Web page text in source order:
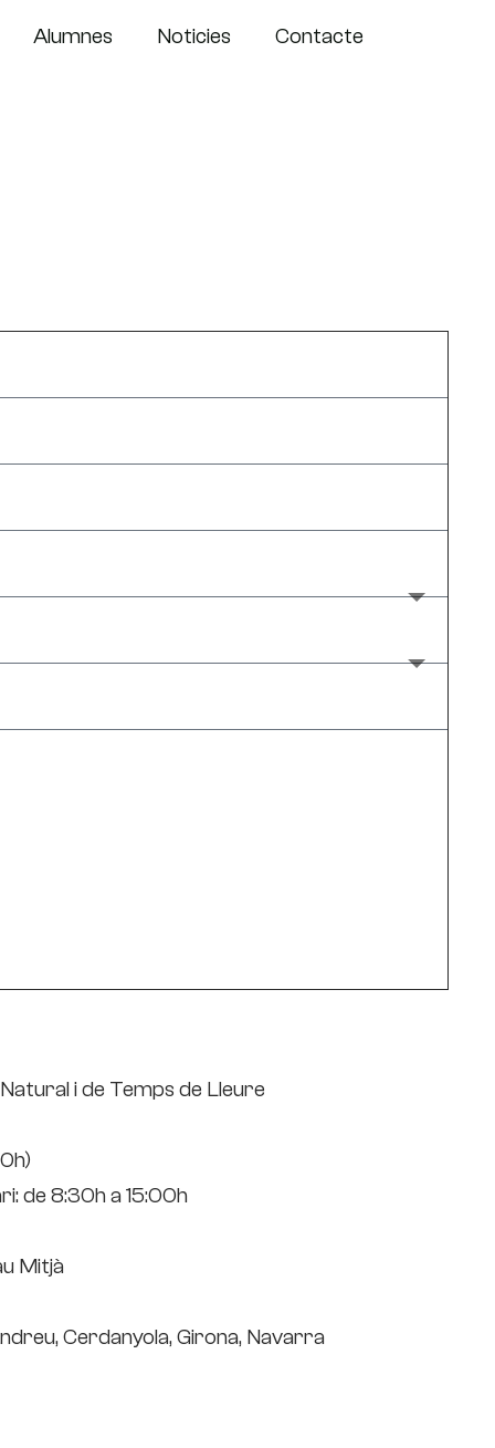
Alumnes Noticies
Contacte
i de Temps de Lleure
de 8:30h a 15:00h
Mitjà
Cerdanyola, Girona, Navarra